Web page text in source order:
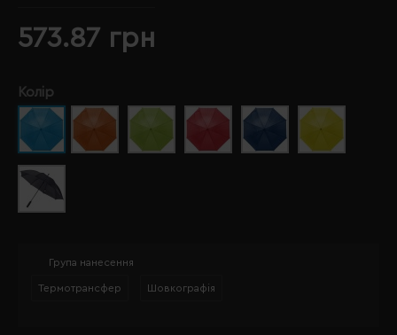
573.87 грн
Колір
Група нанесення
Термотрансфер Шовкографія